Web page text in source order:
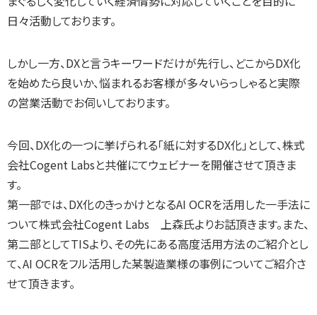
日々活動しております。
しかし一方、DXと言うキーワードだけが先行し、どこからDX化
を始めたら良いか、悩まれるお客様が多々いらっしゃると実際
の営業活動でお伺いしております。
今回、DX化の一つに挙げられる「紙に対するDX化」として、株式
会社Cogent Labsと共催にてウェビナーを開催させて頂きま
す。
第一部では、DX化のきっかけとなるAI OCRを活用した一手法に
ついて株式会社Cogent Labs 上森氏よりお話頂きます。また、
第二部としてTISより、その先にある高度活用方法のご紹介とし
て、AI OCRをフル活用した某製造業様の事例についてご紹介さ
せて頂きます。